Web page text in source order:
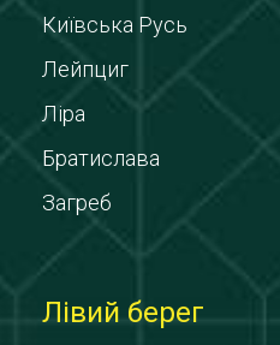
Київська Русь
Лейпциг
Ліра
Братислава
Загреб
Лівий берег